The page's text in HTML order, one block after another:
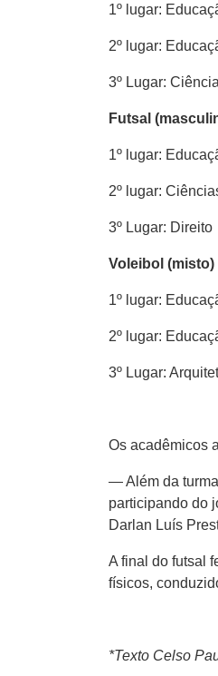
1º lugar:
2º lugar:
3º Lugar:
Futsal
1º lugar:
2º lugar:
3º Lugar: Direito
Voleibol (misto)
1º lugar:
2º lugar:
3º Lugar:
Os acadêmicos
— Além da
participando do
Darlan Luís
A final do futsal
físicos,
*Texto Celso